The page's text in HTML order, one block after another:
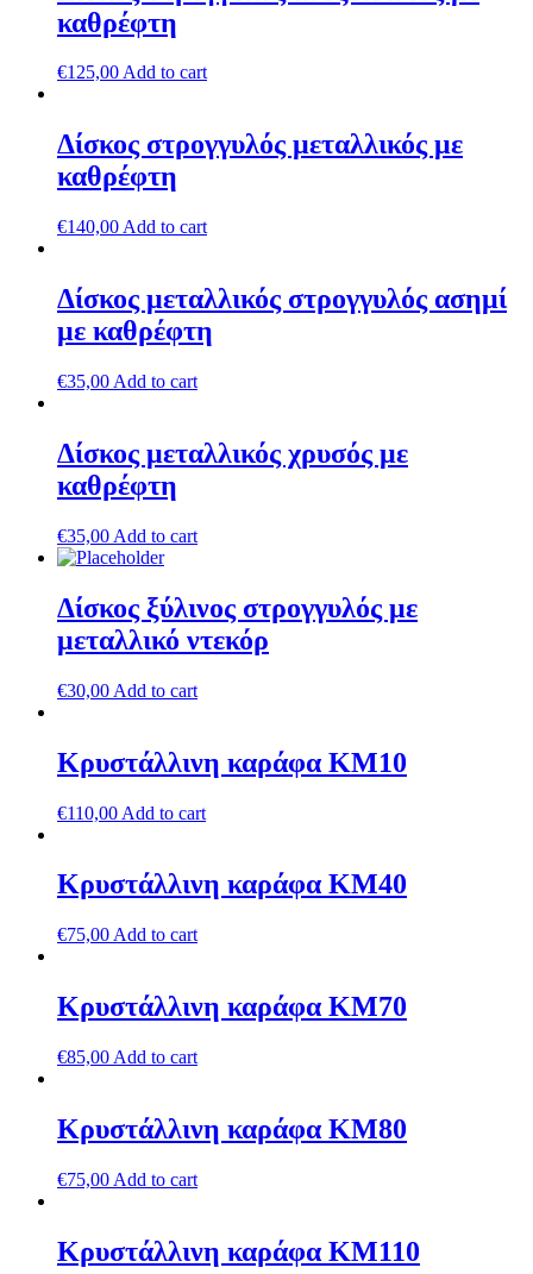
καθρέφτη
€125,00Add to cart
Δίσκος στρογγυλός μεταλλικός με
καθρέφτη
€140,00 Add to cart
Δίσκος μεταλλικός στρογγυλός ασημί
με καθρέφτη
€35,00 Add to cart
Δίσκος μεταλλικός χρυσός με
καθρέφτη
€35,00 Add to cart
Δίσκος ξύλινος στρογγυλός με
μεταλλικό ντεκόρ
€30,00 Add to cart
Κρυστάλλινη καράφα ΚΜ10
€110,00 Add to cart
Κρυστάλλινη καράφα ΚΜ40
€75,00 Add to cart
Κρυστάλλινη καράφα ΚΜ70
€85,00 Add to cart
Κρυστάλλινη καράφα ΚΜ80
€75,00 Add to cart
Κρυστάλλινη καράφα ΚΜ110